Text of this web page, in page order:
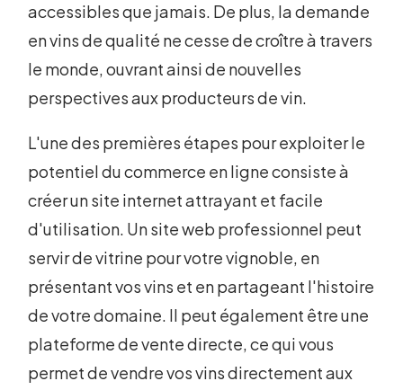
accessibles que jamais. De plus, la demande
en vins de qualité ne cesse de croître à travers
le monde, ouvrant ainsi de nouvelles
perspectives aux producteurs de vin.
L'une des premières étapes pour exploiter le
potentiel du commerce en ligne consiste à
créer un site internet attrayant et facile
d'utilisation. Un site web professionnel peut
servir de vitrine pour votre vignoble, en
présentant vos vins et en partageant l'histoire
de votre domaine. Il peut également être une
plateforme de vente directe, ce qui vous
permet de vendre vos vins directement aux